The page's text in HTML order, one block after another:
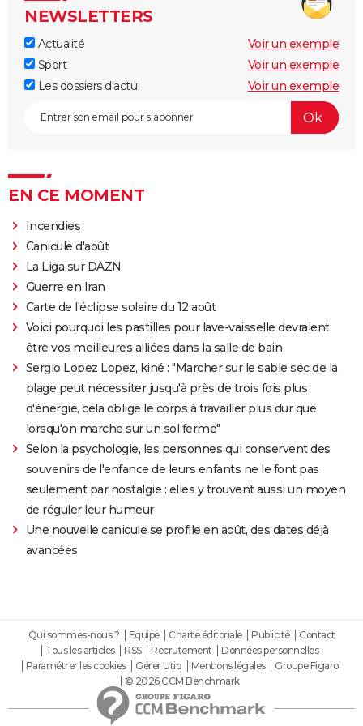
NEWSLETTERS
Actualité
Voir un exemple
Sport
Voir un exemple
Les dossiers d'actu
Voir un exemple
EN CE MOMENT
Incendies
Canicule d'août
La Liga sur DAZN
Guerre en Iran
Carte de l'éclipse solaire du 12 août
Voici pourquoi les pastilles pour lave-vaisselle devraient
être vos meilleures alliées dans la salle de bain
Sergio Lopez Lopez, kiné : "Marcher sur le sable sec de la
plage peut nécessiter jusqu'à près de trois fois plus
d'énergie, cela oblige le corps à travailler plus dur que
lorsqu'on marche sur un sol ferme"
Selon la psychologie, les personnes qui conservent des
souvenirs de l'enfance de leurs enfants ne le font pas
seulement par nostalgie : elles y trouvent aussi un moyen
de réguler leur humeur
Une nouvelle canicule se profile en août, des dates déjà
avancées
Qui sommes-nous ? Equipe Charte éditoriale Publicité
Contact
Tous les articles
RSS Recrutement
Données personnelles
Paramétrer les cookies
Gérer Utiq Mentions légales
Groupe Figaro
© 2026 CCM Benchmark